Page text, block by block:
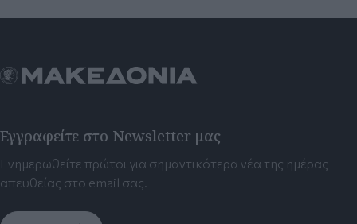
Εγγραφείτε στο Newsletter μας
Ενημερωθείτε πρώτοι για σημαντικότερα νέα της ημέρας
απευθείας στο email σας.